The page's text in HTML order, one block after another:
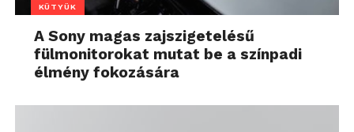
KÜTYÜK
A Sony magas zajszigetelésű
fülmonitorokat mutat be a színpadi
élmény fokozására